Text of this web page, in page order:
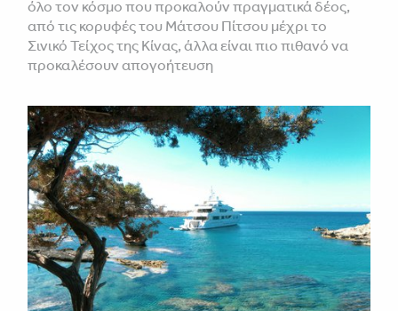
όλο τον κόσμο που προκαλούν πραγματικά δέος,
από τις κορυφές του Μάτσου Πίτσου μέχρι το
Σινικό Τείχος της Κίνας, άλλα είναι πιο πιθανό να
προκαλέσουν απογοήτευση